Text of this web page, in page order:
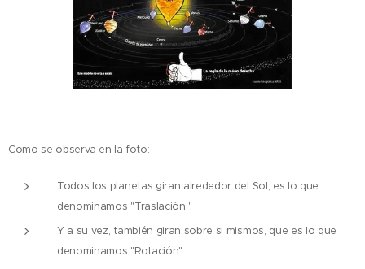
Como se observa en la foto:
Todos los planetas giran alrededor del Sol, es lo que
denominamos "Traslación "
Y a su vez, también giran sobre si mismos, que es lo que
denominamos "Rotación"